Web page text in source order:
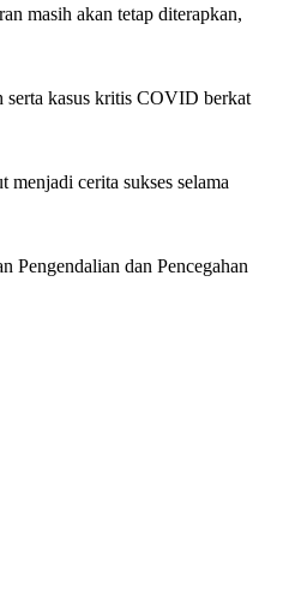
masih akan tetap diterapkan,
serta kasus kritis COVID berkat
cerita sukses selama
Pengendalian dan Pencegahan